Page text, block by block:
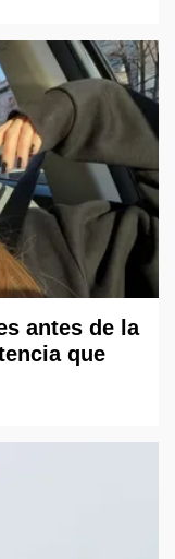
antes de la
que